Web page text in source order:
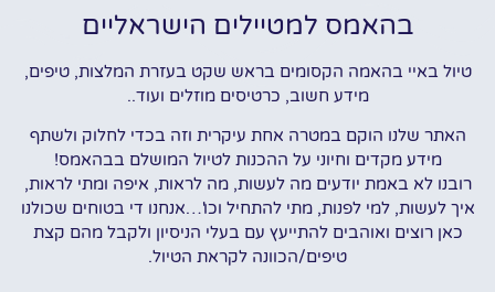
בהאמס למטיילים הישראליים
טיול באיי בהאמה הקסומים בראש שקט בעזרת המלצות, טיפים,
מידע חשוב, כרטיסים מוזלים ועוד..
האתר שלנו הוקם במטרה אחת עיקרית וזה בכדי לחלוק ולשתף
מידע מקדים וחיוני על ההכנות לטיול המושלם בבהאמס!
רובנו לא באמת יודעים מה לעשות, מה לראות, איפה ומתי לראות,
איך לעשות, למי לפנות, מתי להתחיל וכו'…אנחנו די בטוחים שכולנו
כאן רוצים ואוהבים להתייעץ עם בעלי הניסיון ולקבל מהם קצת
טיפים/הכוונה לקראת הטיול.